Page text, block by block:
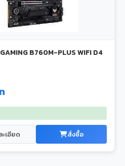
B760M-PLUS WIFI D4
ะเอียด สั่งซื้อ